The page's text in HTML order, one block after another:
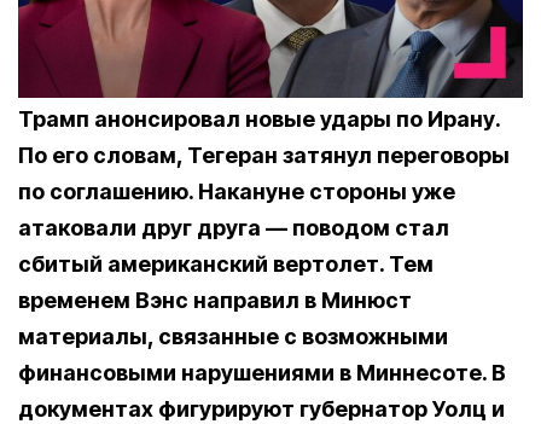
Трамп анонсировал новые удары по Ирану.
По его словам, Тегеран затянул переговоры
по соглашению. Накануне стороны уже
атаковали друг друга — поводом стал
сбитый американский вертолет. Тем
временем Вэнс направил в Минюст
материалы, связанные с возможными
финансовыми нарушениями в Миннесоте. В
документах фигурируют губернатор Уолц и